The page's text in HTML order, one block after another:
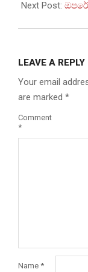
09
Next Post:
LEAVE A REPLY
Your email
are marked *
Comment
*
Name *